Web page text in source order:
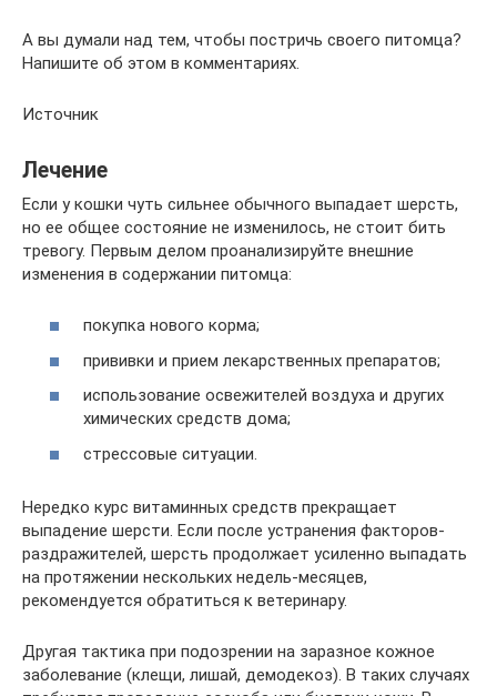
А вы думали над тем, чтобы постричь своего питомца?
Напишите об этом в комментариях.
Источник
Лечение
Если у кошки чуть сильнее обычного выпадает шерсть,
но ее общее состояние не изменилось, не стоит бить
тревогу. Первым делом проанализируйте внешние
изменения в содержании питомца:
покупка нового корма;
прививки и прием лекарственных препаратов;
использование освежителей воздуха и других
химических средств дома;
стрессовые ситуации.
Нередко курс витаминных средств прекращает
выпадение шерсти. Если после устранения факторов-
раздражителей, шерсть продолжает усиленно выпадать
на протяжении нескольких недель-месяцев,
рекомендуется обратиться к ветеринару.
Другая тактика при подозрении на заразное кожное
заболевание (клещи, лишай, демодекоз). В таких случаях